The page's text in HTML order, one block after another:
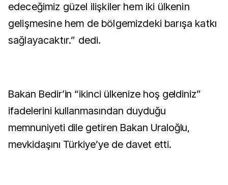
edeceğimiz güzel ilişkiler hem iki ülkenin
gelişmesine hem de bölgemizdeki barışa katkı
sağlayacaktır.” dedi.
Bakan Bedir’in “ikinci ülkenize hoş geldiniz”
ifadelerini kullanmasından duyduğu
memnuniyeti dile getiren Bakan Uraloğlu,
mevkidaşını Türkiye’ye de davet etti.